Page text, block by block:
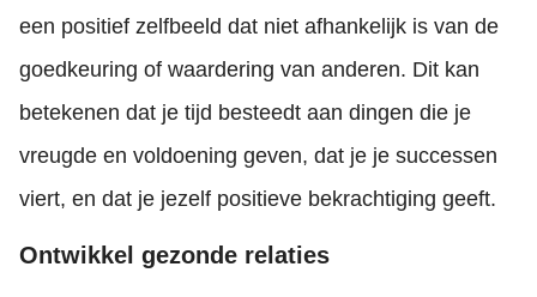
een positief zelfbeeld dat niet afhankelijk is van de
goedkeuring of waardering van anderen. Dit kan
betekenen dat je tijd besteedt aan dingen die je
vreugde en voldoening geven, dat je je successen
viert, en dat je jezelf positieve bekrachtiging geeft.
Ontwikkel gezonde relaties